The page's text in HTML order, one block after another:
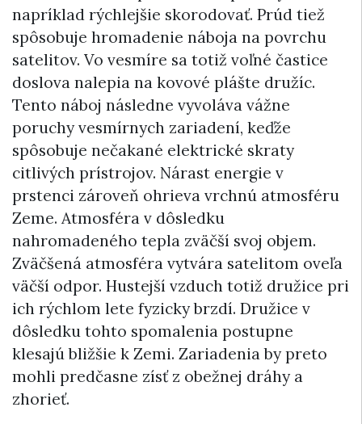
napríklad rýchlejšie skorodovať. Prúd tiež
spôsobuje hromadenie náboja na povrchu
satelitov. Vo vesmíre sa totiž voľné častice
doslova nalepia na kovové plášte družíc.
Tento náboj následne vyvoláva vážne
poruchy vesmírnych zariadení, keďže
spôsobuje nečakané elektrické skraty
citlivých prístrojov. Nárast energie v
prstenci zároveň ohrieva vrchnú atmosféru
Zeme. Atmosféra v dôsledku
nahromadeného tepla zväčší svoj objem.
Zväčšená atmosféra vytvára satelitom oveľa
väčší odpor. Hustejší vzduch totiž družice pri
ich rýchlom lete fyzicky brzdí. Družice v
dôsledku tohto spomalenia postupne
klesajú bližšie k Zemi. Zariadenia by preto
mohli predčasne zísť z obežnej dráhy a
zhorieť.